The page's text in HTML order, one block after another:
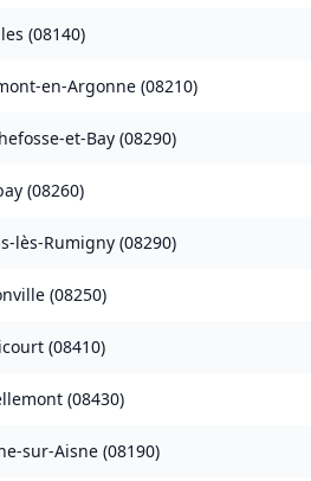
(08140)
en-Argonne (08210)
et-Bay (08290)
(08260)
lès-Rumigny (08290)
(08250)
(08410)
(08430)
sur-Aisne (08190)